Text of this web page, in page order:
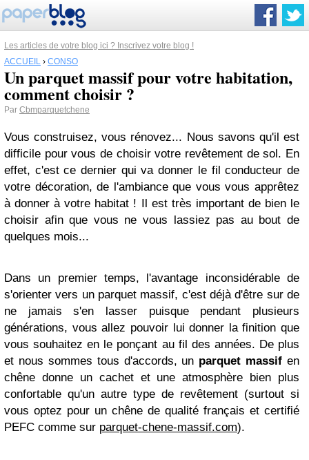
Les articles de votre blog ici ? Inscrivez votre blog !
ACCUEIL › CONSO
Un parquet massif pour votre habitation,
comment choisir ?
Par Cbmparquetchene
Vous construisez, vous rénovez... Nous savons qu'il est
difficile pour vous de choisir votre revêtement de sol. En
effet, c'est ce dernier qui va donner le fil conducteur de
votre décoration, de l'ambiance que vous vous apprêtez
à donner à votre habitat ! Il est très important de bien le
choisir afin que vous ne vous lassiez pas au bout de
quelques mois...
Dans un premier temps, l'avantage inconsidérable de
s'orienter vers un parquet massif, c'est déjà d'être sur de
ne jamais s'en lasser puisque pendant plusieurs
générations, vous allez pouvoir lui donner la finition que
vous souhaitez en le ponçant au fil des années. De plus
et nous sommes tous d'accords, un parquet massif en
chêne donne un cachet et une atmosphère bien plus
confortable qu'un autre type de revêtement (surtout si
vous optez pour un chêne de qualité français et certifié
PEFC comme sur parquet-chene-massif.com).